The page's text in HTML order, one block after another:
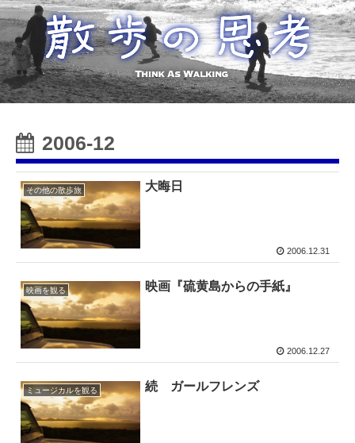
2006-12
その他の散歩旅 大晦日
2006.12.31
映画を観る 映画『硫黄島からの手紙』
2006.12.27
ミュージカルを観る 続 ガールフレンズ